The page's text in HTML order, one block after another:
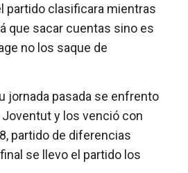
partido clasificara mientras
que sacar cuentas sino es
no los saque de
jornada pasada se enfrento
Joventut y los venció con
partido de diferencias
se llevo el partido los